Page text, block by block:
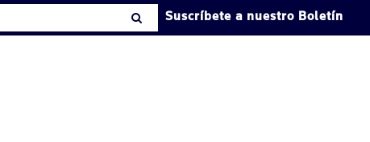
Suscríbete a nuestro Boletín